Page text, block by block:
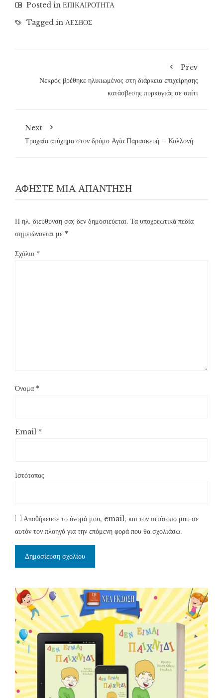
Posted in ΕΠΙΚΑΙΡΟΤΗΤΑ
Tagged in ΛΕΣΒΟΣ
Prev
Νεκρός βρέθηκε ηλικιωμένος στη διάρκεια επιχείρησης
κατάσβεσης πυρκαγιάς σε σπίτι
Next
Τροχαίο ατύχημα στον δρόμο Αγία Παρασκευή – Καλλονή
ΑΦΉΣΤΕ ΜΙΑ ΑΠΆΝΤΗΣΗ
Η ηλ. διεύθυνση σας δεν δημοσιεύεται. Τα υποχρεωτικά πεδία
σημειώνονται με *
Σχόλιο *
Όνομα *
Email *
Ιστότοπος
Αποθήκευσε το όνομά μου, email, και τον ιστότοπο μου σε
αυτόν τον πλοηγό για την επόμενη φορά που θα σχολιάσω.